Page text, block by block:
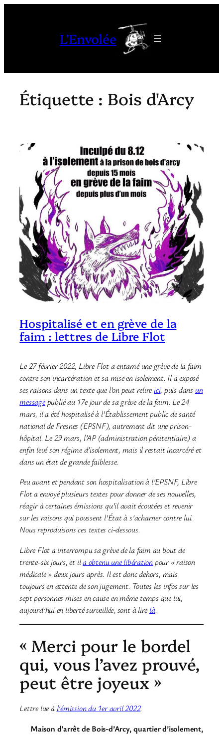
L'Envolée
Étiquette : Bois d'Arcy
Hospitalisé et en grève de la
faim : lettres de Libre Flot
Le 27 février 2022, Libre Flot a entamé une grève de la faim
contre son incarcération et sa mise en isolement. Il a exposé
ses raisons dans un texte que l’on peut relireici, puis dans un
messagepublié au 17e jour de sa grève de la faim. Le 24
mars, il a été hospitalisé à l’Établissement public de santé
national de Fresnes (EPSNF), autrement dit une prison-
hôpital. Le 29 mars, l’AP (administration pénitentiaire) a
enfin levé son régime d’isolement, mais il restait incarcéré et
dans un état de grande faiblesse.
Peu avant et pendant son hospitalisation à l’EPSNF, Libre
Flot a envoyé plusieurs textes pour donner de ses nouvelles,
réagir à certaines émissions qu’il avait écoutées et revenir
sur les raisons qui poussent l’État à s’acharner contre lui.
Nous reproduisons ces textes ci-dessous.
Libre Flot a interrompu sa grève de la faim au bout de
trente-six jours, et ila obtenu une libérationpour « raison
médicale » deux jours après. Il est donc dehors, mais
toujours en attente de son jugement. Toutes les infos sur les
sept personnes mises en cause en même temps que lui,
aujourd’hui en liberté surveillée, sont à lirelà.
« Merci pour le bordel
qui, vous l’avez prouvé,
peut être joyeux »
Lettre lue à l’émission du 1er avril 2022.
Maison d’arrêt de Bois-d’Arcy, quartier d’isolement,